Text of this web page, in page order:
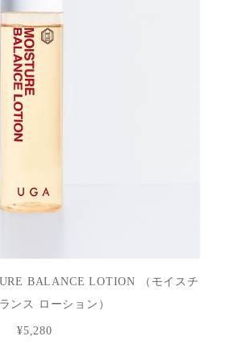
BALANCE LOTION （モイスチ
ンス ローション）
¥5,280